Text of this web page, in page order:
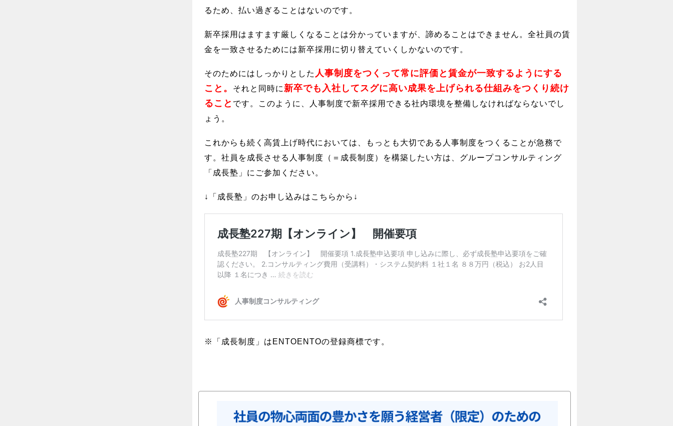
るため、払い過ぎることはないのです。
新卒採用はますます厳しくなることは分かっていますが、諦めることはできません。全社員の賃
金を一致させるためには新卒採用に切り替えていくしかないのです。
そのためにはしっかりとした 人事制度をつくって常に評価と賃金が一致するようにする
こと。
それと同時に 新卒でも入社してスグに高い成果を上げられる仕組みをつくり続け
ること です。このように、人事制度で新卒採用できる社内環境を整備しなければならないでし
ょう。
これからも続く高賃上げ時代においては、もっとも大切である人事制度をつくることが急務で
す。社員を成長させる人事制度（＝成長制度）を構築したい方は、グループコンサルティング
「成長塾」にご参加ください。
↓「成長塾」のお申し込みはこちらから↓
※「成長制度」はENTOENTOの登録商標です。